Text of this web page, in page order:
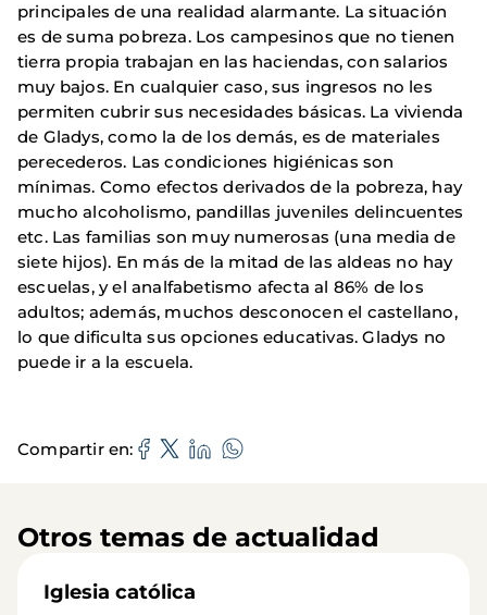
principales de una realidad alarmante. La situación
es de suma pobreza. Los campesinos que no tienen
tierra propia trabajan en las haciendas, con salarios
muy bajos. En cualquier caso, sus ingresos no les
permiten cubrir sus necesidades básicas. La vivienda
de Gladys, como la de los demás, es de materiales
perecederos. Las condiciones higiénicas son
mínimas. Como efectos derivados de la pobreza, hay
mucho alcoholismo, pandillas juveniles delincuentes
etc. Las familias son muy numerosas (una media de
siete hijos). En más de la mitad de las aldeas no hay
escuelas, y el analfabetismo afecta al 86% de los
adultos; además, muchos desconocen el castellano,
lo que dificulta sus opciones educativas. Gladys no
puede ir a la escuela.
Compartir en
Otros temas de actualidad
Iglesia católica